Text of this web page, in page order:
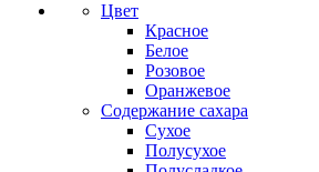
Цвет
Красное
Белое
Розовое
Оранжевое
Содержание сахара
Сухое
Полусухое